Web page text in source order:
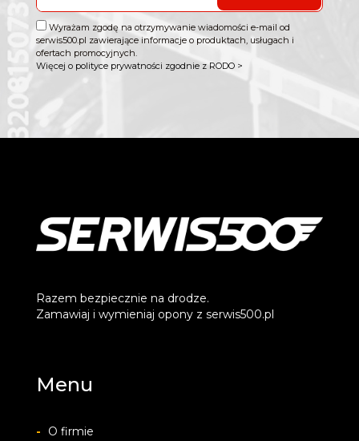
Wyrażam zgodę na otrzymywanie wiadomości e-mail od
serwis500.pl zawierające informacje o produktach, usługach i
ofertach promocyjnych.
Więcej o polityce prywatności zgodnie z RODO >
Razem bezpiecznie na drodze.
Zamawiaj i wymieniaj opony z serwis500.pl
Menu
-
O firmie